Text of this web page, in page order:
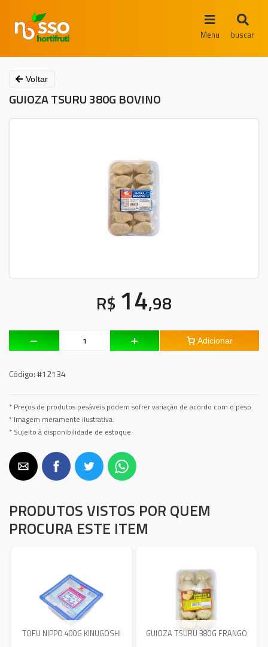
Menu buscar
Voltar
GUIOZA TSURU 380G BOVINO
R$ 14,98
Adicionar
Código:#12134
* Preços de produtos pesáveis podem sofrer variação de acordo com o peso.
* Imagem meramente ilustrativa.
* Sujeito à disponibilidade de estoque.
PRODUTOS VISTOS POR QUEM
PROCURA ESTE ITEM
TOFU NIPPO 400G KINUGOSHI GUIOZA TSURU 380G FRANGO